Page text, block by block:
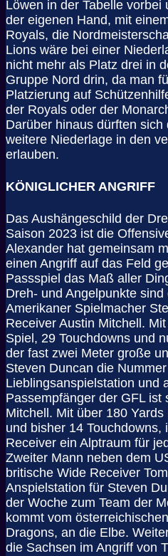
Löwen in der Tabelle
der eigenen Hand, mit
Royals, die
Lions wäre bei einer
nicht mehr als Platz drei in
Gruppe Nord drin, da man
Platzierung auf
der Royals oder der
Darüber hinaus dürften
weitere Niederlage in den
erlauben.
KÖNIGLICHER ANGRIFF
Das Aushängeschild der
Saison 2023 ist die
Alexander hat gemeinsam
einen Angriff auf das Feld
Passspiel das Maß aller
Dreh- und Angelpunkte
Amerikaner Spielmacher
Receiver Austin Mitchell.
Spiel, 29 Touchdowns und
der fast zwei Meter große
Steven Duncan die
Lieblingsanspielstation und
Passempfänger der GFL ist
Mitchell. Mit über 180
und bisher 14 Touchdowns,
Receiver ein Alptraum für
Zweiter Mann neben dem
britische Wide Receiver
Anspielstation für Steven
der Woche zum Team der
kommt vom
Dragons, an die Elbe.
die Sachsen im Angriff von